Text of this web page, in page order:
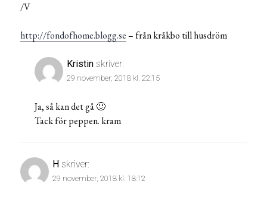
/V
http://fondofhome.blogg.se– från kråkbo till husdröm
Kristin skriver:
29 november, 2018 kl. 22:15
Ja, så kan det gå 🙂
Tack för peppen. kram
H skriver:
29 november, 2018 kl. 18:12